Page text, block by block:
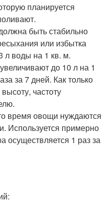
планируется
быть стабильно
или избытка
л воды на 1 кв. м.
до 10 л на 1
за 7 дней. Как только
частоту
время овощи нуждаются
Используется примерно
осуществляется 1 раз за